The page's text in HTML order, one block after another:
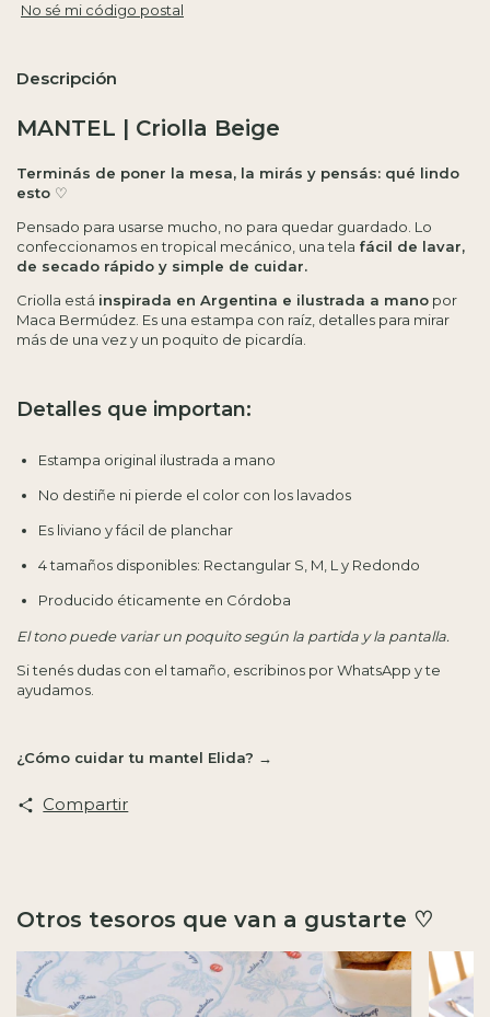
No sé mi código postal
Descripción
MANTEL | Criolla Beige
Terminás de poner la mesa, la mirás y pensás: qué lindo
esto ♡
Pensado para usarse mucho, no para quedar guardado. Lo
confeccionamos en tropical mecánico, una tela fácil de lavar,
de secado rápido y simple de cuidar.
Criolla está inspirada en Argentina e ilustrada a mano por
Maca Bermúdez. Es una estampa con raíz, detalles para mirar
más de una vez y un poquito de picardía.
Detalles que importan:
Estampa original ilustrada a mano
No destiñe ni pierde el color con los lavados
Es liviano y fácil de planchar
4 tamaños disponibles: Rectangular S, M, L y Redondo
Producido éticamente en Córdoba
El tono puede variar un poquito según la partida y la pantalla.
Si tenés dudas con el tamaño, escribinos por WhatsApp y te
ayudamos.
¿Cómo cuidar tu mantel Elida? →
Compartir
Otros tesoros que van a gustarte ♡